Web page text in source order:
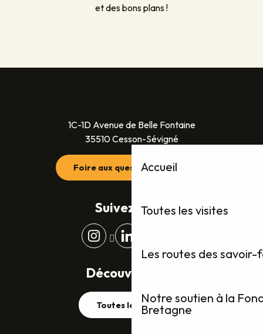
Accueil
Toutes les visites
Les routes des
Notre soutien à la
Bretagne
et des bons plans !
1C-1D Avenue de Belle Fontaine
35510 Cesson-Sévigné
Foire aux questions (FAQ)
Suivez-nous
Découvrez plus
Toutes les visites